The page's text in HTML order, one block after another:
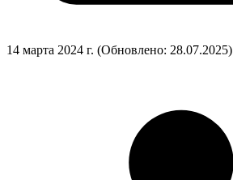
14 марта 2024 г. (Обновлено: 28.07.2025)